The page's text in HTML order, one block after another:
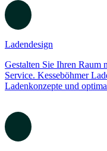
Produktentwicklung
Entdecken Sie unsere
Ladenbau. Kesseböhmer
Ladenkonzepte und